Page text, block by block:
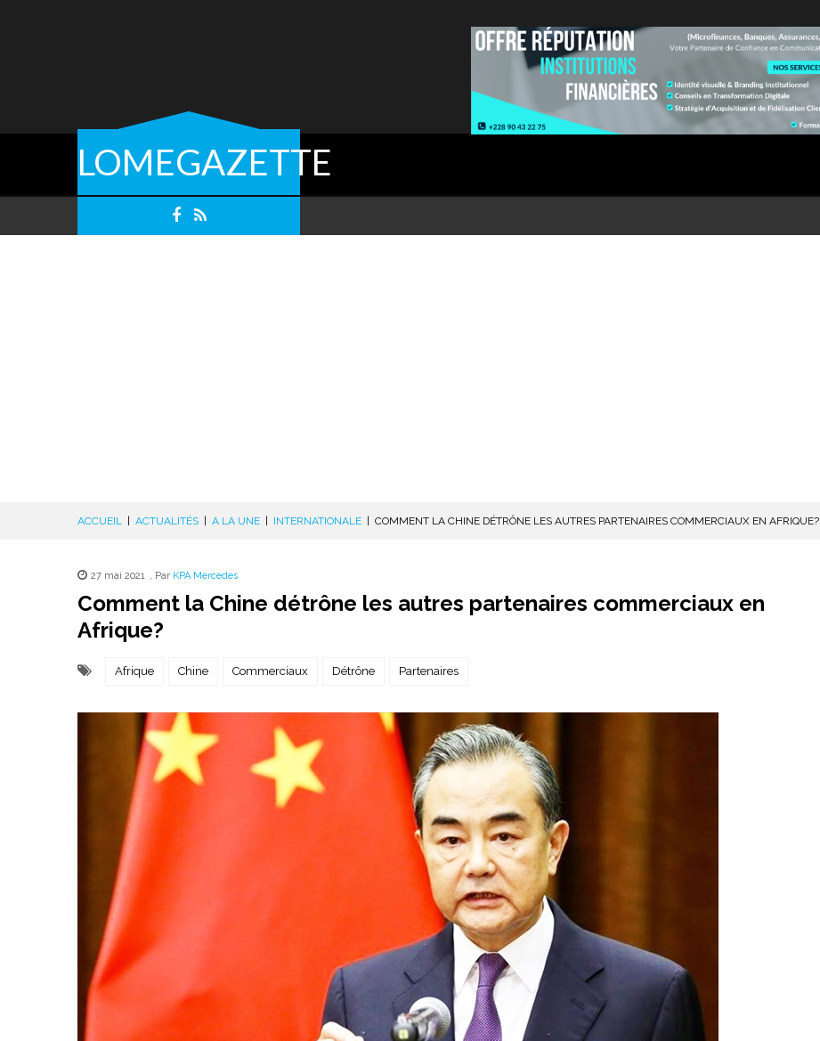
LOMEGAZETTE
ACCUEIL ACTUALITÉS A LA UNE INTERNATIONALE COMMENT LA CHINE DÉTRÔNE LES AUTRES PARTENAIRES COMMERCIAUX EN AFRIQUE?
27 mai 2021 , Par KPA Mercedes
Comment la Chine détrône les autres partenaires commerciaux en
Afrique?
Afrique Chine Commerciaux Détrône Partenaires